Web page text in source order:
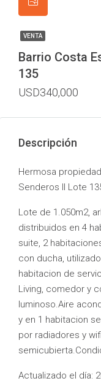
VENTA
Barrio Costa
135
USD340,000
Descripción
Hermosa
Senderos II Lote
Lote de 1.050m2,
distribuidos en 4
suite, 2
con ducha,
habitacion de
Living, comedor y
luminoso.Aire
y en 1 habitacion
por radiadores y
Actualizado el día: